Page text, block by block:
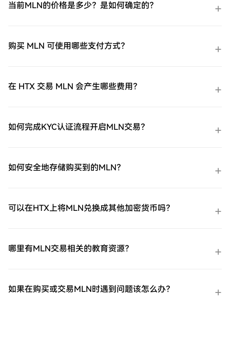
当前MLN的价格是多少？是如何确定的？
购买 MLN 可使用哪些支付方式？
在 HTX 交易 MLN 会产生哪些费用？
如何完成KYC认证流程开启MLN交易？
如何安全地存储购买到的MLN？
可以在HTX上将MLN兑换成其他加密货币吗？
哪里有MLN交易相关的教育资源？
如果在购买或交易MLN时遇到问题该怎么办？